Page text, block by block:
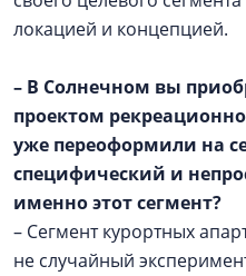
локацией и концепцией.
– В Солнечном вы
проектом
уже переоформили на
специфический и
именно этот сегмент?
– Сегмент курортных
не случайный